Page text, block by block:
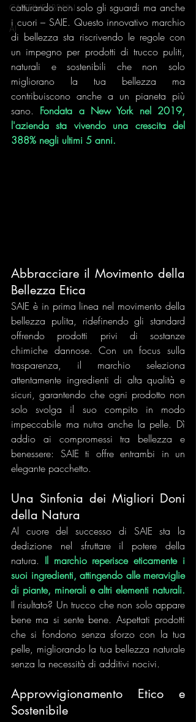
CAFFEINE4BRAIN
AI
catturando non solo gli sguardi ma anche
i cuori – SAIE. Questo innovativo marchio
di bellezza sta riscrivendo le regole con
un impegno per prodotti di trucco puliti,
naturali e sostenibili che non solo
migliorano la tua bellezza ma
contribuiscono anche a un pianeta più
sano. Fondata a New York nel 2019,
l'azienda sta vivendo una crescita del
388% negli ultimi 5 anni.
Abbracciare il Movimento della
Bellezza Etica
SAIE è in prima linea nel movimento della
bellezza pulita, ridefinendo gli standard
offrendo prodotti privi di sostanze
chimiche dannose. Con un focus sulla
trasparenza, il marchio seleziona
attentamente ingredienti di alta qualità e
sicuri, garantendo che ogni prodotto non
solo svolga il suo compito in modo
impeccabile ma nutra anche la pelle. Dì
addio ai compromessi tra bellezza e
benessere: SAIE ti offre entrambi in un
elegante pacchetto.
Una Sinfonia dei Migliori Doni
della Natura
Al cuore del successo di SAIE sta la
dedizione nel sfruttare il potere della
natura. Il marchio reperisce eticamente i
suoi ingredienti, attingendo alle meraviglie
di piante, minerali e altri elementi naturali.
Il risultato? Un trucco che non solo appare
bene ma si sente bene. Aspettati prodotti
che si fondono senza sforzo con la tua
pelle, migliorando la tua bellezza naturale
senza la necessità di additivi nocivi.
Approvvigionamento Etico e
Sostenibile